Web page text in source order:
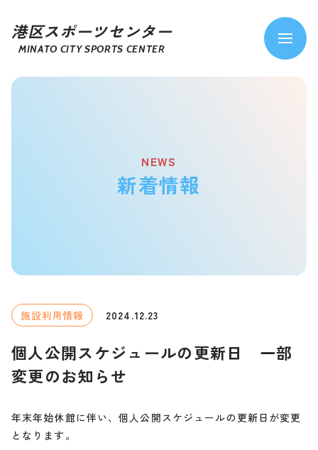
港区スポーツセンター
MINATO CITY SPORTS CENTER
NEWS
新着情報
施設利用情報 2024.12.23
個人公開スケジュールの更新日 一部
変更のお知らせ
年末年始休館に伴い、個人公開スケジュールの更新日が変更
となります。